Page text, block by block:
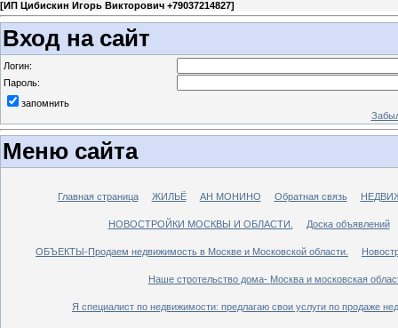
[ИП Цибискин Игорь Викторович +79037214827]
Вход на сайт
Логин:
Пароль:
запомнить
Меню сайта
Главная страница ЖИЛЬЁ АН МОНИНО Обратная связь
НОВОСТРОЙКИ МОСКВЫ И ОБЛАСТИ. Доска объявлений
ОБЪЕКТЫ-Продаем недвижимость в Москве и Московской области.
Наше стротельство дома- Москва и московская
Я специалист по недвижимости: предлагаю свои услуги по продаже